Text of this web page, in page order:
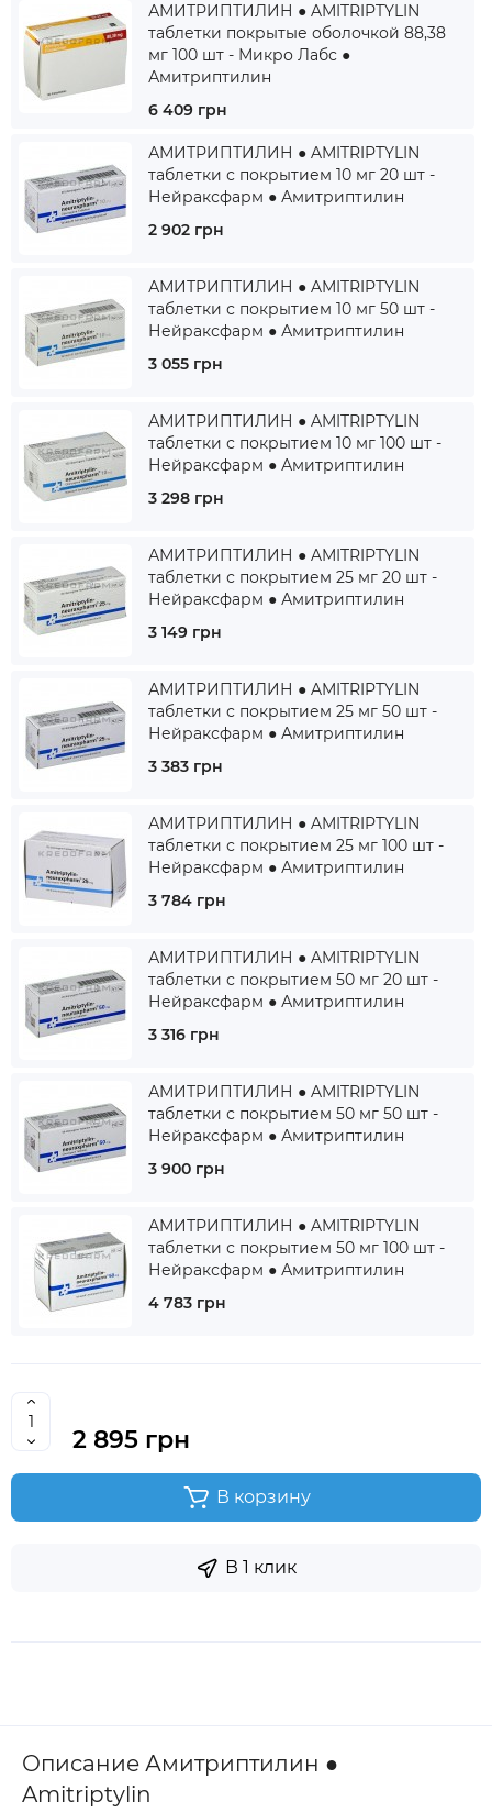
АМИТРИПТИЛИН ● AMITRIPTYLIN
таблетки покрытые оболочкой 88,38
мг 100 шт - Микро Лабс ●
Амитриптилин
6 409 грн
АМИТРИПТИЛИН ● AMITRIPTYLIN
таблетки с покрытием 10 мг 20 шт -
Нейраксфарм ● Амитриптилин
2 902 грн
АМИТРИПТИЛИН ● AMITRIPTYLIN
таблетки с покрытием 10 мг 50 шт -
Нейраксфарм ● Амитриптилин
3 055 грн
АМИТРИПТИЛИН ● AMITRIPTYLIN
таблетки с покрытием 10 мг 100 шт -
Нейраксфарм ● Амитриптилин
3 298 грн
АМИТРИПТИЛИН ● AMITRIPTYLIN
таблетки с покрытием 25 мг 20 шт -
Нейраксфарм ● Амитриптилин
3 149 грн
АМИТРИПТИЛИН ● AMITRIPTYLIN
таблетки с покрытием 25 мг 50 шт -
Нейраксфарм ● Амитриптилин
3 383 грн
АМИТРИПТИЛИН ● AMITRIPTYLIN
таблетки с покрытием 25 мг 100 шт -
Нейраксфарм ● Амитриптилин
3 784 грн
АМИТРИПТИЛИН ● AMITRIPTYLIN
таблетки с покрытием 50 мг 20 шт -
Нейраксфарм ● Амитриптилин
3 316 грн
АМИТРИПТИЛИН ● AMITRIPTYLIN
таблетки с покрытием 50 мг 50 шт -
Нейраксфарм ● Амитриптилин
3 900 грн
АМИТРИПТИЛИН ● AMITRIPTYLIN
таблетки с покрытием 50 мг 100 шт -
Нейраксфарм ● Амитриптилин
4 783 грн
2 895 грн
В корзину
В 1 клик
Описание Амитриптилин ●
Amitriptylin